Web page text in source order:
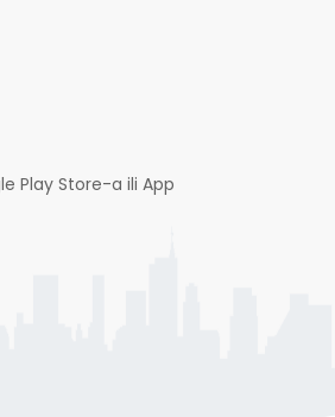
Play Store-a ili App